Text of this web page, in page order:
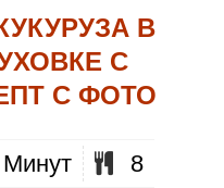
В
С
С ФОТО
8